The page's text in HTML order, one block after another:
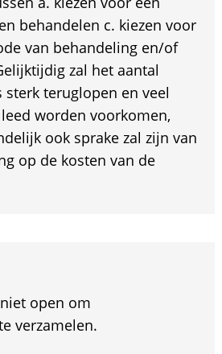
behandelen c. kiezen voor
van behandeling en/of
zal het aantal
teruglopen en veel
worden voorkomen,
ook sprake zal zijn van
op de kosten van de
open om
verzamelen.